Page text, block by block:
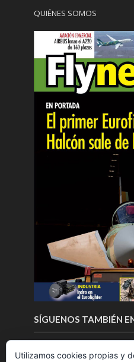
QUIÉNES SOMOS
SÍGUENOS TAMBIÉN
Utilizamos cookies propias y